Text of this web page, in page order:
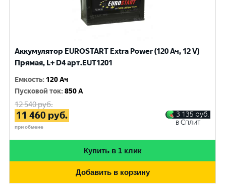
Аккумулятор EUROSTART Extra Power (120 Ач, 12 V)
Прямая, L+ D4 арт.EUT1201
Емкость: 120 Ач
Пусковой ток:850 A
12 540руб.
11 460 руб.
при обмене
3 135 руб.
в Сплит
Купить в 1 клик
Добавить в корзину